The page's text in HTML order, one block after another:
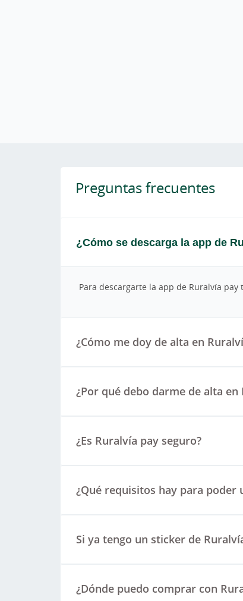
Preguntas frecuentes
¿Cómo se descarga la app de
Para descargarte la app de Ruralvía
¿Cómo me doy de alta en
¿Por qué debo darme de alta en
¿Es Ruralvía pay seguro?
¿Qué requisitos hay para
Si ya tengo un sticker de
¿Dónde puedo comprar con